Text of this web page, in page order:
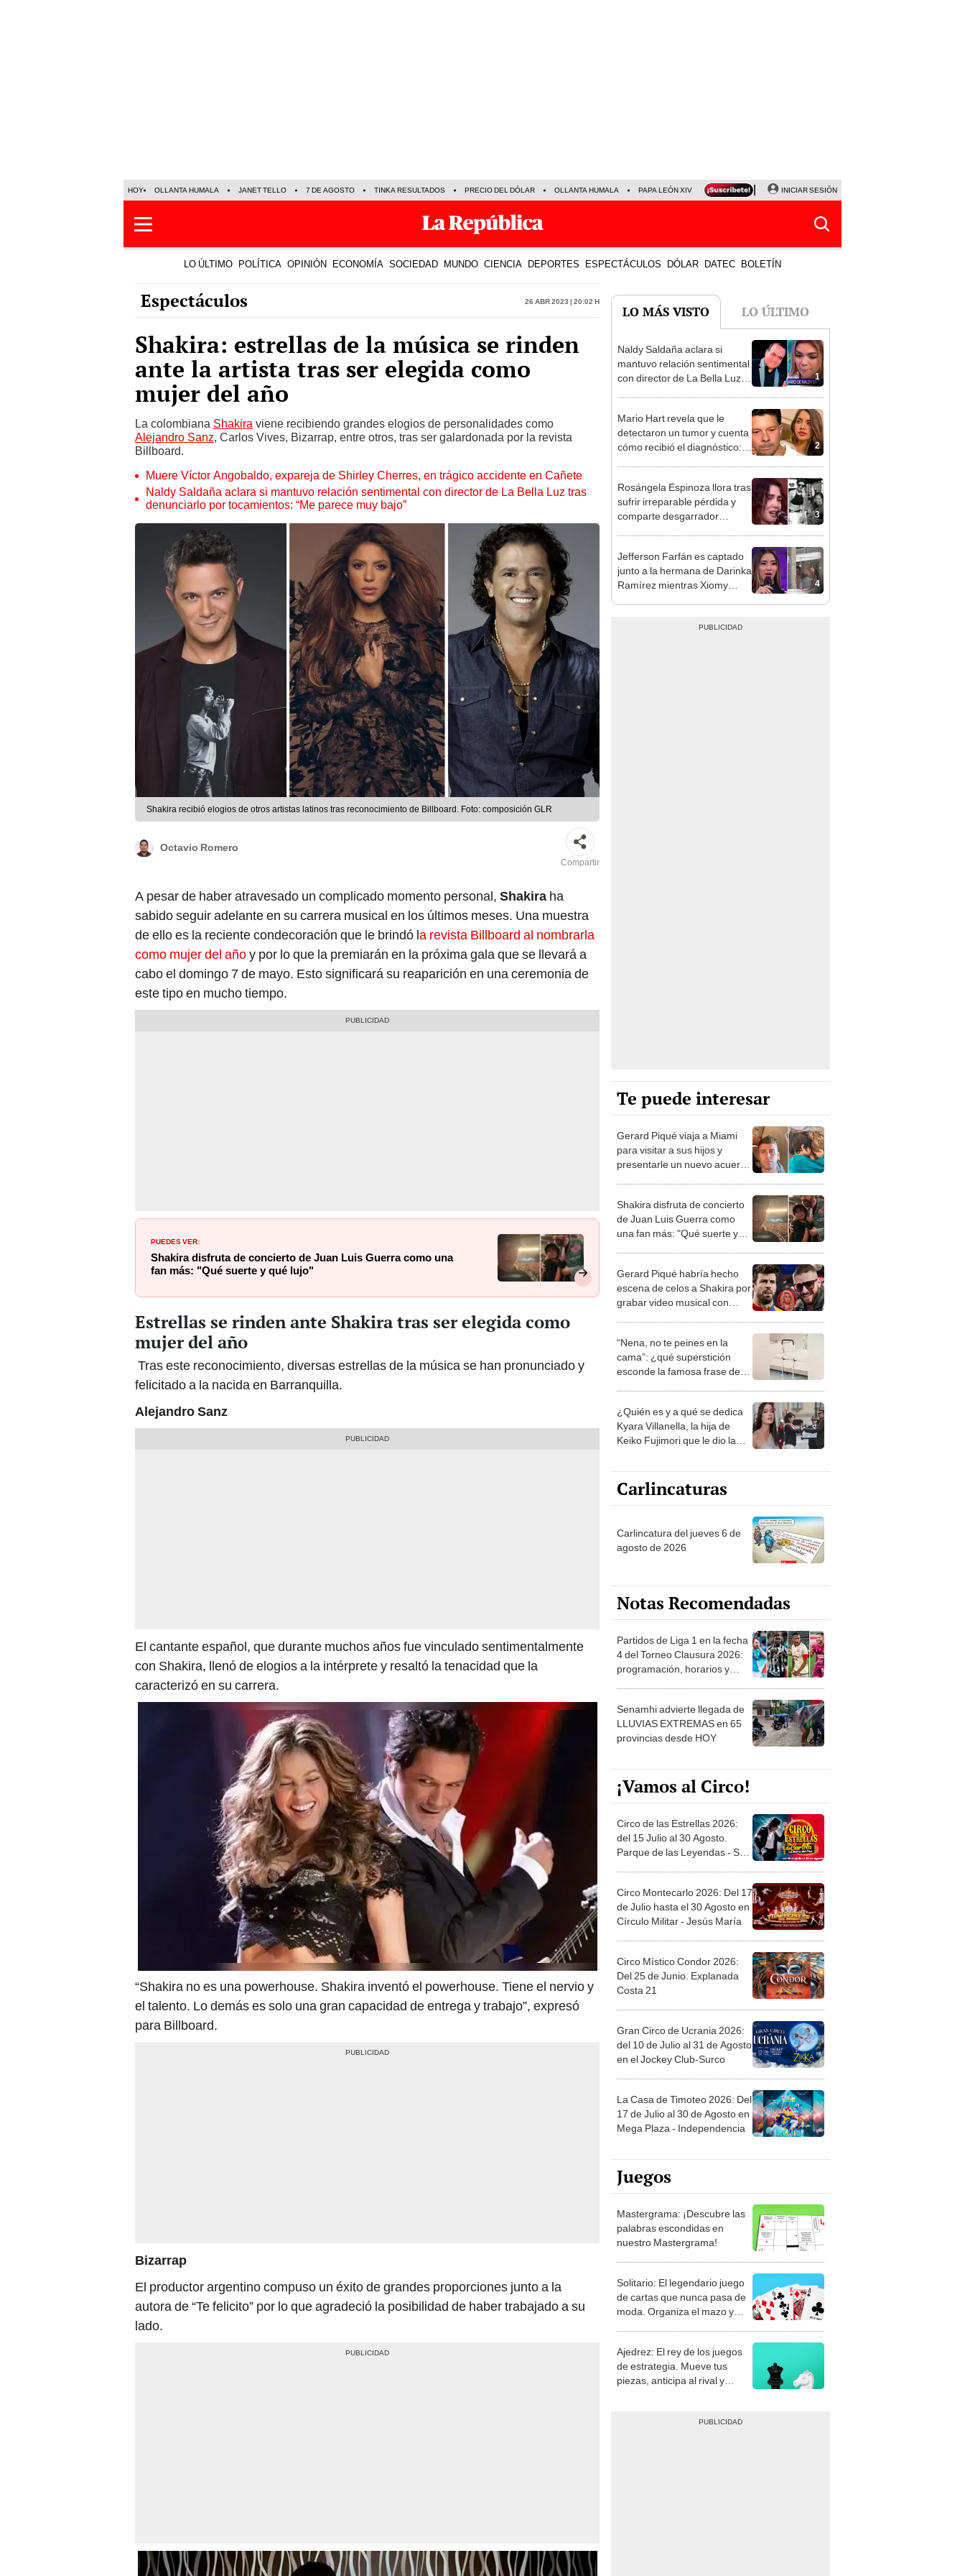
HOY OLLANTA HUMALA JANET TELLO 7 DE AGOSTO TINKA RESULTADOS PRECIO DEL DÓLAR OLLANTA HUMALA PAPA LEÓN XIV NALDY SALDAÑA LA BELLA LUZ
INICIAR SESIÓN
LO ÚLTIMO POLÍTICA OPINIÓN ECONOMÍA SOCIEDAD MUNDO CIENCIA DEPORTES ESPECTÁCULOS DÓLAR DATEC BOLETÍN
Espectáculos 26 Abr 2023 | 20:02 h
Shakira: estrellas de la música se rinden
ante la artista tras ser elegida como
mujer del año
La colombiana Shakira viene recibiendo grandes elogios de personalidades como
Alejandro Sanz, Carlos Vives, Bizarrap, entre otros, tras ser galardonada por la revista
Billboard.
Muere Víctor Angobaldo, expareja de Shirley Cherres, en trágico accidente en Cañete
Naldy Saldaña aclara si mantuvo relación sentimental con director de La Bella Luz tras
denunciarlo por tocamientos: “Me parece muy bajo”
Shakira recibió elogios de otros artistas latinos tras reconocimiento de Billboard. Foto: composición GLR
Octavio Romero
Compartir
A pesar de haber atravesado un complicado momento personal, Shakira ha
sabido seguir adelante en su carrera musical en los últimos meses. Una muestra
de ello es la reciente condecoración que le brindó la revista Billboard al nombrarla
como mujer del añoy por lo que la premiarán en la próxima gala que se llevará a
cabo el domingo 7 de mayo. Esto significará su reaparición en una ceremonia de
este tipo en mucho tiempo.
PUEDES VER:
Shakira disfruta de concierto de Juan Luis Guerra como una
fan más: "Qué suerte y qué lujo"
Estrellas se rinden ante Shakira tras ser elegida como
mujer del año
Tras este reconocimiento, diversas estrellas de la música se han pronunciado y
felicitado a la nacida en Barranquilla.
Alejandro Sanz
El cantante español, que durante muchos años fue vinculado sentimentalmente
con Shakira, llenó de elogios a la intérprete y resaltó la tenacidad que la
caracterizó en su carrera.
“Shakira no es una powerhouse. Shakira inventó el powerhouse. Tiene el nervio y
el talento. Lo demás es solo una gran capacidad de entrega y trabajo”, expresó
para Billboard.
Bizarrap
El productor argentino compuso un éxito de grandes proporciones junto a la
autora de “Te felicito” por lo que agradeció la posibilidad de haber trabajado a su
lado.
LO MÁS VISTO LO ÚLTIMO
1
Naldy Saldaña aclara si
mantuvo relación sentimental
con director de La Bella Luz
bajo”
2
Mario Hart revela que le
detectaron un tumor y cuenta
cómo recibió el diagnóstico:
3
Rosángela Espinoza llora tras
sufrir irreparable pérdida y
comparte desgarrador
4
Jefferson Farfán es captado
junto a la hermana de Darinka
Ramírez mientras Xiomy
Te puede interesar
Gerard Piqué viaja a Miami
para visitar a sus hijos y
presentarle un nuevo acuerdo
Shakira disfruta de concierto
de Juan Luis Guerra como
una fan más: "Qué suerte y
Gerard Piqué habría hecho
escena de celos a Shakira por
grabar video musical con
“Nena, no te peines en la
cama”: ¿qué superstición
esconde la famosa frase de
¿Quién es y a qué se dedica
Kyara Villanella, la hija de
Keiko Fujimori que le dio la
Carlincaturas
Carlincatura del jueves 6 de
agosto de 2026
Notas Recomendadas
Partidos de Liga 1 en la fecha
4 del Torneo Clausura 2026:
programación, horarios y
Senamhi advierte llegada de
LLUVIAS EXTREMAS en 65
provincias desde HOY
¡Vamos al Circo!
Circo de las Estrellas 2026:
del 15 Julio al 30 Agosto.
Parque de las Leyendas - San
Circo Montecarlo 2026: Del 17
de Julio hasta el 30 Agosto en
Círculo Militar - Jesús María
Circo Místico Condor 2026:
Del 25 de Junio. Explanada
Costa 21
Gran Circo de Ucrania 2026:
del 10 de Julio al 31 de Agosto
en el Jockey Club-Surco
La Casa de Timoteo 2026: Del
17 de Julio al 30 de Agosto en
Mega Plaza - Independencia
Juegos
Mastergrama: ¡Descubre las
palabras escondidas en
nuestro Mastergrama!
Solitario: El legendario juego
de cartas que nunca pasa de
moda. Organiza el mazo y
Ajedrez: El rey de los juegos
de estrategia. Mueve tus
piezas, anticipa al rival y